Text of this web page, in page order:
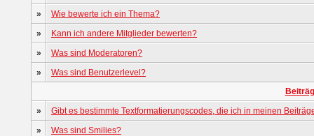
»
Wie bewerte ich ein Thema?
»
Kann ich andere Mitglieder bewerten?
»
Was sind Moderatoren?
»
Was sind Benutzerlevel?
»
Gibt es bestimmte Textformatierungscodes, die ich in meinen
»
Was sind Smilies?